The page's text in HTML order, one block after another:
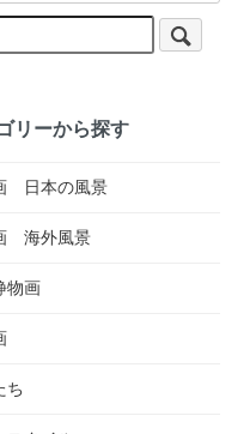
リーから探す
日本の風景
海外風景
物画
ち